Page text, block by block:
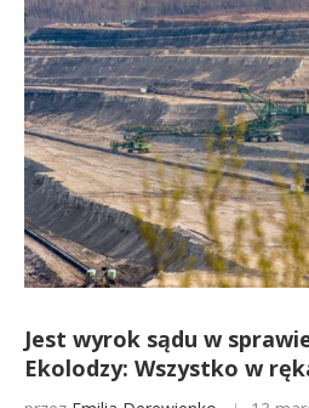
Jest wyrok sądu w
Ekolodzy: Wszystko w